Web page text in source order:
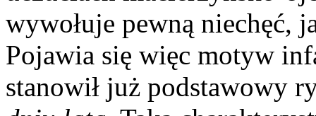
wywołuje pewną niechęć,
Pojawia się więc motyw
stanowił już podstawowy